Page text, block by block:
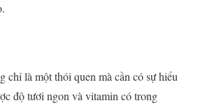
chỉ là một thói quen mà cần có sự hiểu
độ tươi ngon và vitamin có trong